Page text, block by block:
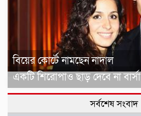
বিয়ের কোর্টে নামছেন নাদাল
একটি শিরোপাও ছাড় দেবে না বার্সা
সর্বশেষ সংবাদ